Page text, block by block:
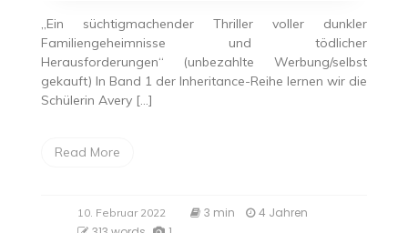
„Ein süchtigmachender Thriller voller dunkler
Familiengeheimnisse und tödlicher
Herausforderungen“ (unbezahlte Werbung/selbst
gekauft) In Band 1 der Inheritance-Reihe lernen wir die
Schülerin Avery […]
Read More
10. Februar 2022 3 min
4 Jahren